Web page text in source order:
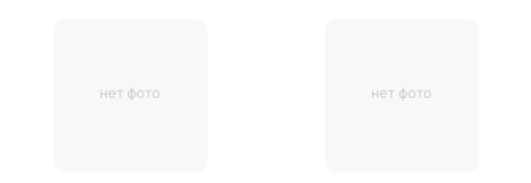
нет фото нет фото